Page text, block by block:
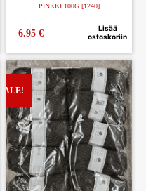
PINKKI 100G [1240]
6.95 €
Lisää
ostoskoriin